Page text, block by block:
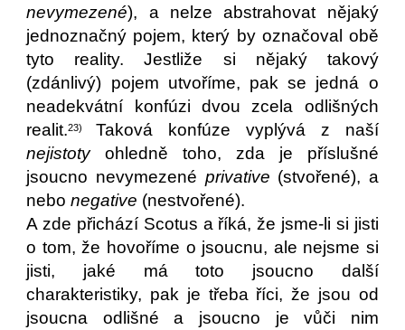
nevymezené), a nelze abstrahovat nějaký
jednoznačný pojem, který by označoval obě
tyto reality. Jestliže si nějaký takový
(zdánlivý) pojem utvoříme, pak se jedná o
neadekvátní konfúzi dvou zcela odlišných
realit.23)Taková konfúze vyplývá z naší
nejistotyohledně toho, zda je příslušné
jsoucno nevymezené privative (stvořené), a
nebonegative (nestvořené).
A zde přichází Scotus a říká, že jsme-li si jisti
o tom, že hovoříme o jsoucnu, ale nejsme si
jisti, jaké má toto jsoucno další
charakteristiky, pak je třeba říci, že jsou od
jsoucna odlišné a jsoucno je vůči nim